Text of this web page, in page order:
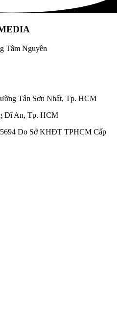
Tâm Nguyên
Tân Sơn Nhất, Tp. HCM
Dĩ An, Tp. HCM
Do Sở KHĐT TPHCM Cấp